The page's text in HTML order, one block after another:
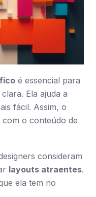
é essencial para
Ela ajuda a
fácil. Assim, o
o conteúdo de
consideram
layouts atraentes.
ela tem no